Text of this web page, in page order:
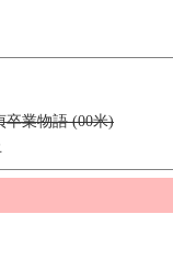
業物語 (00米)